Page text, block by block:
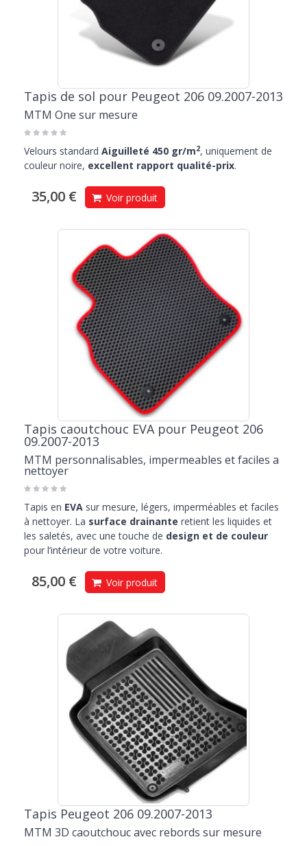
Tapis de sol pour Peugeot 206 09.2007-2013
MTM One sur mesure
Velours standard Aiguilleté 450 gr/m2, uniquement de
couleur noire, excellent rapport qualité-prix.
35,00 € Voir produit
Tapis caoutchouc EVA pour Peugeot 206
09.2007-2013
MTM personnalisables, impermeables et faciles a
nettoyer
Tapis en EVA sur mesure, légers, imperméables et faciles
à nettoyer. La surface drainante retient les liquides et
les saletés, avec une touche de design et de couleur
pour l’intérieur de votre voiture.
85,00 € Voir produit
Tapis Peugeot 206 09.2007-2013
MTM 3D caoutchouc avec rebords sur mesure